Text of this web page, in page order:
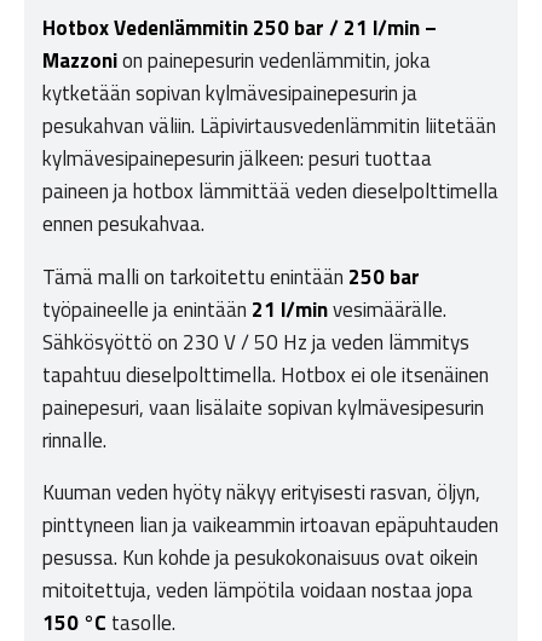
Hotbox Vedenlämmitin 250 bar / 21 l/min –
Mazzonion painepesurin vedenlämmitin, joka
kytketään sopivan kylmävesipainepesurin ja
pesukahvan väliin. Läpivirtausvedenlämmitin liitetään
kylmävesipainepesurin jälkeen: pesuri tuottaa
paineen ja hotbox lämmittää veden dieselpolttimella
ennen pesukahvaa.
Tämä malli on tarkoitettu enintään 250 bar
työpaineelle ja enintään 21 l/minvesimäärälle.
Sähkösyöttö on 230 V / 50 Hz ja veden lämmitys
tapahtuu dieselpolttimella. Hotbox ei ole itsenäinen
painepesuri, vaan lisälaite sopivan kylmävesipesurin
rinnalle.
Kuuman veden hyöty näkyy erityisesti rasvan, öljyn,
pinttyneen lian ja vaikeammin irtoavan epäpuhtauden
pesussa. Kun kohde ja pesukokonaisuus ovat oikein
mitoitettuja, veden lämpötila voidaan nostaa jopa
150 °C tasolle.